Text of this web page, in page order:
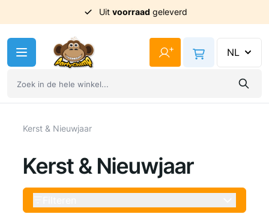
Uit voorraad geleverd
+ NL
Kerst & Nieuwjaar
Kerst & Nieuwjaar